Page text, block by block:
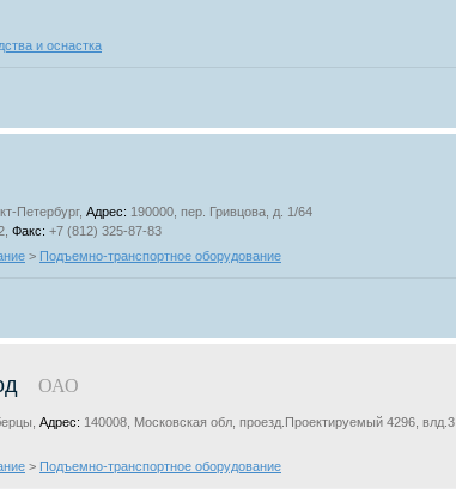
и оснастка
Петербург, Адрес: 190000, пер. Гривцова, д. 1/64
Факс: +7 (812) 325-87-83
> Подъемно-транспортное оборудование
ОАО
Адрес: 140008, Московская обл, проезд.Проектируемый 4296, влд.3
> Подъемно-транспортное оборудование